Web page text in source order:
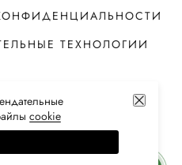
ТЕХНОЛОГИИ
сооkiе